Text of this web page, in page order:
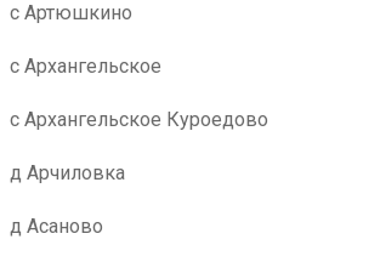
с Артюшкино
с Архангельское
с Архангельское Куроедово
д Арчиловка
д Асаново